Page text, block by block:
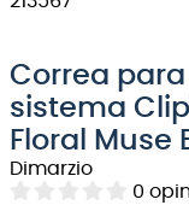
Correa
sistema
Floral Muse
Dimarzio
0
6.
teclado
7.
guitarra
8.
micrófono